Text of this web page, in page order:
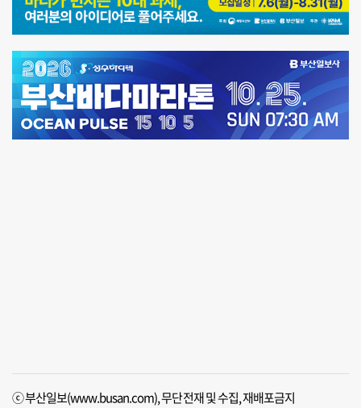
ⓒ 부산일보(www.busan.com), 무단전재 및 수집, 재배포금지